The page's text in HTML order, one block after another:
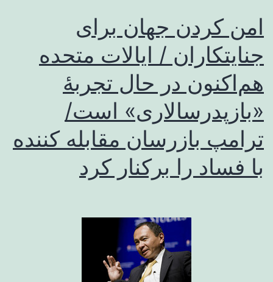
امن کردن جهان برای
جنایتکاران / ایالات متحده
هم‌اکنون در حال تجربهٔ
«بازپدرسالاری» است/
ترامپ بازرسان مقابله کننده
با فساد را برکنار کرد